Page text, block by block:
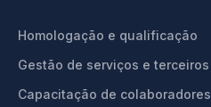
Homologação e qualificação
Gestão de serviços e terceiros
Capacitação de colaboradores